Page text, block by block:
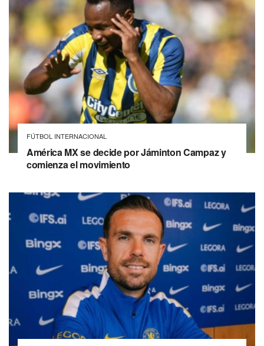
FÚTBOL INTERNACIONAL
América MX se decide por Jáminton Campaz y
comienza el movimiento